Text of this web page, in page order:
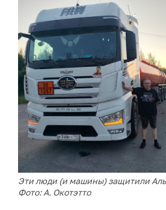
Эти люди (и машины) защитили
Фото: А. Окотэтто